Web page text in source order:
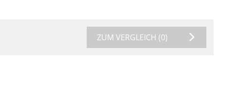
ZUM VERGLEICH (0)